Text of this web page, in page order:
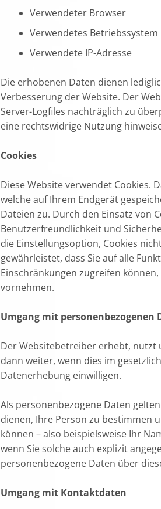
Verwendeter Browser
Verwendetes Betriebssystem
Verwendete IP-Adresse
Die erhobenen Daten dienen
Verbesserung der Website. Der
Server-Logfiles nachträglich zu
eine rechtswidrige Nutzung
Cookies
Diese Website verwendet Cookies.
welche auf Ihrem Endgerät
Dateien zu. Durch den Einsatz von
Benutzerfreundlichkeit und
die Einstellungsoption, Cookies
gewährleistet, dass Sie auf alle
Einschränkungen zugreifen
vornehmen.
Umgang mit personenbezogenen
Der Websitebetreiber erhebt,
dann weiter, wenn dies im
Datenerhebung einwilligen.
Als personenbezogene Daten
dienen, Ihre Person zu bestimmen
können – also beispielsweise Ihr
wenn Sie solche auch explizit
personenbezogene Daten über
Umgang mit Kontaktdaten